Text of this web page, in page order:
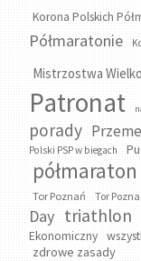
Korona Polskich
Półmaratonie
Mistrzostwa
Patronat
porady
Polski PSP w biegach
półmaraton
Tor Poznań Tor
Day triathlon
Ekonomiczny
zdrowe zasady